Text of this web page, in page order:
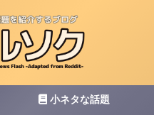
小ネタな話題